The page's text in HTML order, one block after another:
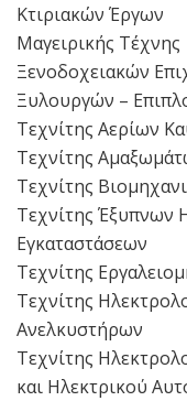
Κτιριακών Έργων
Μαγειρικής Τέχνης
Ξενοδοχειακών
Ξυλουργών –
Τεχνίτης Αερίων
Τεχνίτης
Τεχνίτης
Τεχνίτης Έξυπνων
Εγκαταστάσεων
Τεχνίτης
Τεχνίτης
Ανελκυστήρων
Τεχνίτης
και Ηλεκτρικού